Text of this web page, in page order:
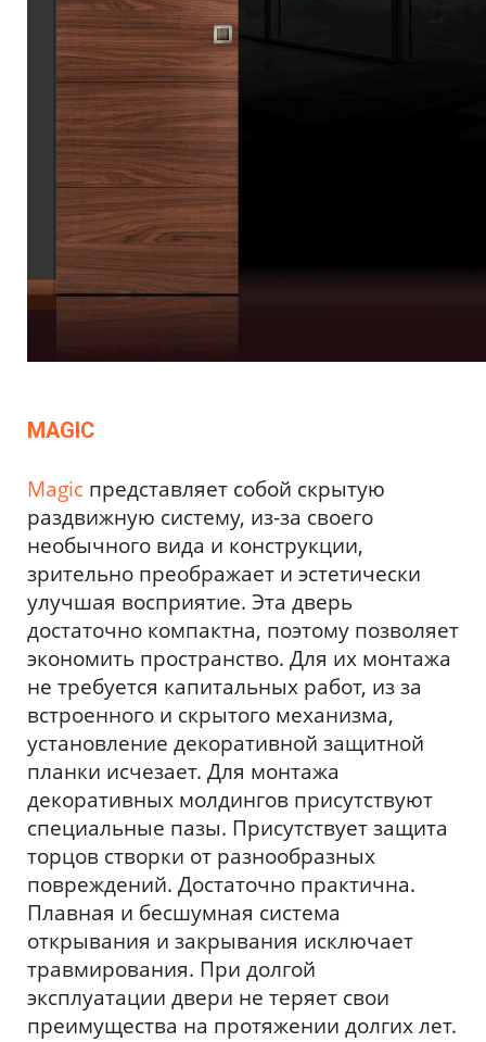
MAGIC
Magic представляет собой скрытую
раздвижную систему, из-за своего
необычного вида и конструкции,
зрительно преображает и эстетически
улучшая восприятие. Эта дверь
достаточно компактна, поэтому позволяет
экономить пространство. Для их монтажа
не требуется капитальных работ, из за
встроенного и скрытого механизма,
установление декоративной защитной
планки исчезает. Для монтажа
декоративных молдингов присутствуют
специальные пазы. Присутствует защита
торцов створки от разнообразных
повреждений. Достаточно практична.
Плавная и бесшумная система
открывания и закрывания исключает
травмирования. При долгой
эксплуатации двери не теряет свои
преимущества на протяжении долгих лет.